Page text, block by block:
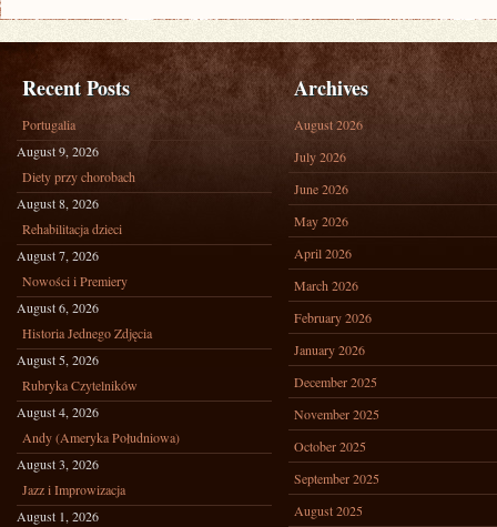
Recent Posts
Portugalia
August 9, 2026
Diety przy chorobach
August 8, 2026
Rehabilitacja dzieci
August 7, 2026
Nowości i Premiery
August 6, 2026
Historia Jednego Zdjęcia
August 5, 2026
Rubryka Czytelników
August 4, 2026
Andy (Ameryka Południowa)
August 3, 2026
Jazz i Improwizacja
August 1, 2026
Archives
August 2026
July 2026
June 2026
May 2026
April 2026
March 2026
February 2026
January 2026
December 2025
November 2025
October 2025
September 2025
August 2025